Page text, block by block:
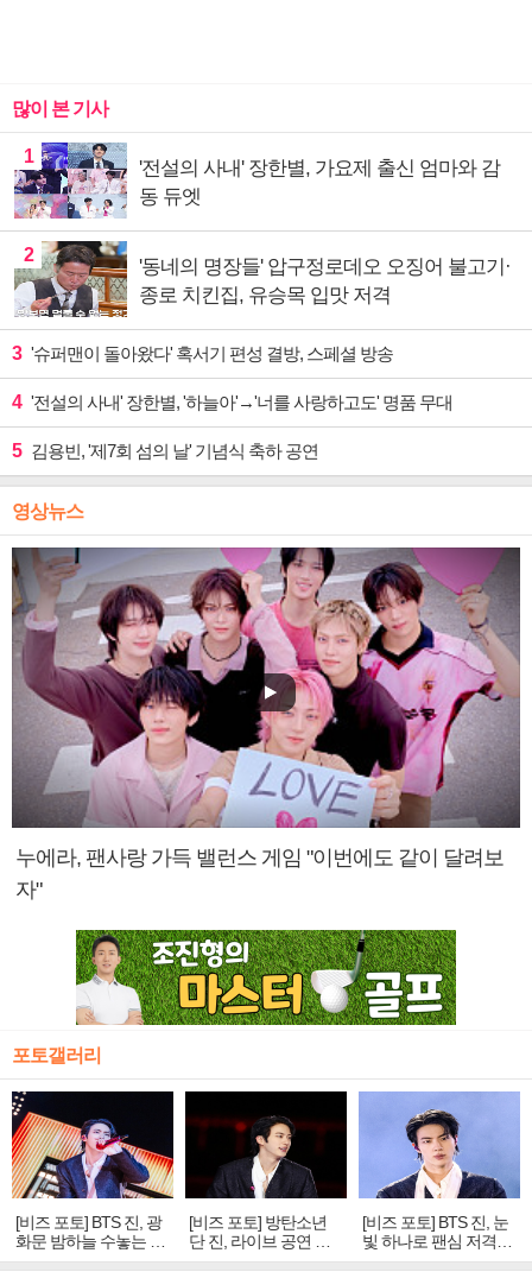
많이 본 기사
1
'전설의 사내' 장한별, 가요제 출신 엄마와 감
동 듀엣
2
'동네의 명장들' 압구정로데오 오징어 불고기·
종로 치킨집, 유승목 입맛 저격
3 '슈퍼맨이 돌아왔다' 혹서기 편성 결방, 스페셜 방송
4 '전설의 사내' 장한별, '하늘아'→'너를 사랑하고도' 명품 무대
5 김용빈, '제7회 섬의 날' 기념식 축하 공연
영상뉴스
누에라, 팬사랑 가득 밸런스 게임 "이번에도 같이 달려보
자"
포토갤러리
[비즈 포토] BTS 진, 광
화문 밤하늘 수놓는 '비
주얼 킹'의 열창
[비즈 포토] 방탄소년
단 진, 라이브 공연 중
빛나는 독보적 아우라
[비즈 포토] BTS 진, 눈
빛 하나로 팬심 저격…
독보적 카리스마